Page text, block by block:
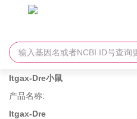
Itgax-Dre小鼠
产品名称:
Itgax-Dre